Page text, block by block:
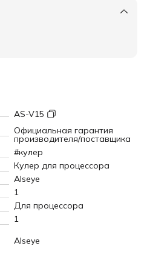
AS-V15
Официальная гарантия
производителя/поставщика
#кулер
Кулер для процессора
Alseye
1
Для процессора
1
Alseye